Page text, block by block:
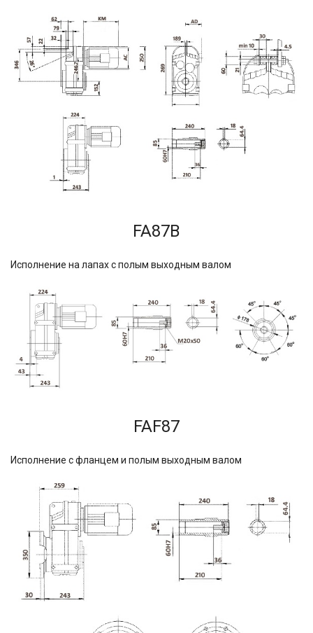
FA87B
Исполнение на лапах с полым выходным валом
FAF87
Исполнение с фланцем и полым выходным валом